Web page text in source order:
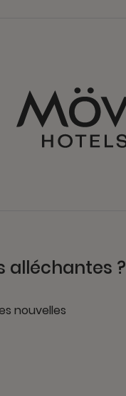
alléchantes ?
nouvelles